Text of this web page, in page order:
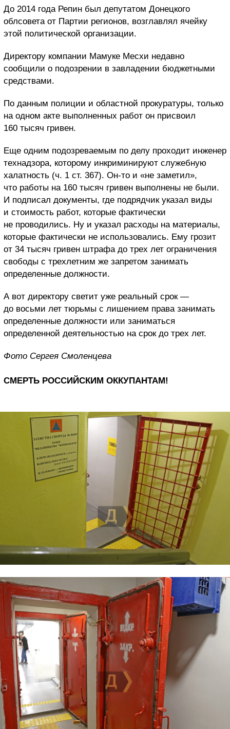
До 2014 года Репин был депутатом Донецкого
облсовета от Партии регионов, возглавлял ячейку
этой политической организации.
Директору компании Мамуке Месхи недавно
сообщили о подозрении в завладении бюджетными
средствами.
По данным полиции и областной прокуратуры, только
на одном акте выполненных работ он присвоил
160 тысяч гривен.
Еще одним подозреваемым по делу проходит инженер
технадзора, которому инкриминируют служебную
халатность (ч. 1 ст. 367). Он-то и «не заметил»,
что работы на 160 тысяч гривен выполнены не были.
И подписал документы, где подрядчик указал виды
и стоимость работ, которые фактически
не проводились. Ну и указал расходы на материалы,
которые фактически не использовались. Ему грозит
от 34 тысяч гривен штрафа до трех лет ограничения
свободы с трехлетним же запретом занимать
определенные должности.
А вот директору светит уже реальный срок —
до восьми лет тюрьмы с лишением права занимать
определенные должности или заниматься
определенной деятельностью на срок до трех лет.
Фото Сергея Смоленцева
СМЕРТЬ РОССИЙСКИМ ОККУПАНТАМ!